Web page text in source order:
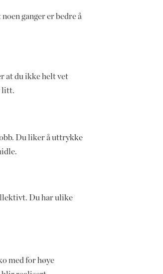
ganger er bedre å
at du ikke helt vet
litt.
Du liker å uttrykke
Du har ulike
med for høye